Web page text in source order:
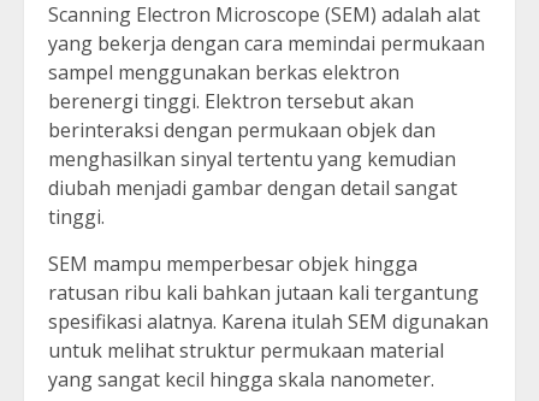
Scanning Electron Microscope (SEM) adalah alat
yang bekerja dengan cara memindai permukaan
sampel menggunakan berkas elektron
berenergi tinggi. Elektron tersebut akan
berinteraksi dengan permukaan objek dan
menghasilkan sinyal tertentu yang kemudian
diubah menjadi gambar dengan detail sangat
tinggi.
SEM mampu memperbesar objek hingga
ratusan ribu kali bahkan jutaan kali tergantung
spesifikasi alatnya. Karena itulah SEM digunakan
untuk melihat struktur permukaan material
yang sangat kecil hingga skala nanometer.